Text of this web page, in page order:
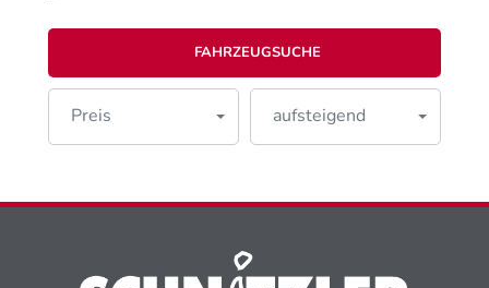
Preis aufsteigend
FAHRZEUGSUCHE